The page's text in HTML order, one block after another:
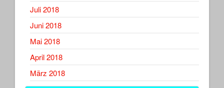
Juli 2018
Juni 2018
Mai 2018
April 2018
März 2018